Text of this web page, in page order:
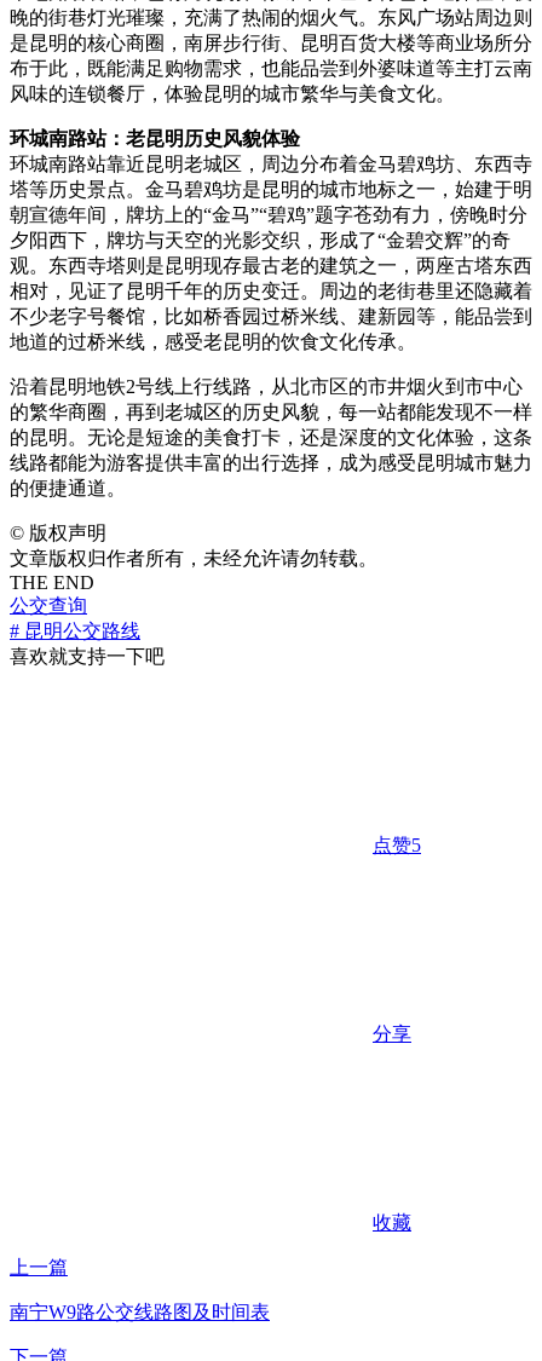
晚的街巷灯光璀璨，充满了热闹的烟火气。东风广场站周边则
是昆明的核心商圈，南屏步行街、昆明百货大楼等商业场所分
布于此，既能满足购物需求，也能品尝到外婆味道等主打云南
风味的连锁餐厅，体验昆明的城市繁华与美食文化。
环城南路站：老昆明历史风貌体验
环城南路站靠近昆明老城区，周边分布着金马碧鸡坊、东西寺
塔等历史景点。金马碧鸡坊是昆明的城市地标之一，始建于明
朝宣德年间，牌坊上的“金马”“碧鸡”题字苍劲有力，傍晚时分
夕阳西下，牌坊与天空的光影交织，形成了“金碧交辉”的奇
观。东西寺塔则是昆明现存最古老的建筑之一，两座古塔东西
相对，见证了昆明千年的历史变迁。周边的老街巷里还隐藏着
不少老字号餐馆，比如桥香园过桥米线、建新园等，能品尝到
地道的过桥米线，感受老昆明的饮食文化传承。
沿着昆明地铁2号线上行线路，从北市区的市井烟火到市中心
的繁华商圈，再到老城区的历史风貌，每一站都能发现不一样
的昆明。无论是短途的美食打卡，还是深度的文化体验，这条
线路都能为游客提供丰富的出行选择，成为感受昆明城市魅力
的便捷通道。
© 版权声明
文章版权归作者所有，未经允许请勿转载。
THE END
公交查询
# 昆明公交路线
喜欢就支持一下吧
点赞5
分享
收藏
上一篇
南宁W9路公交线路图及时间表